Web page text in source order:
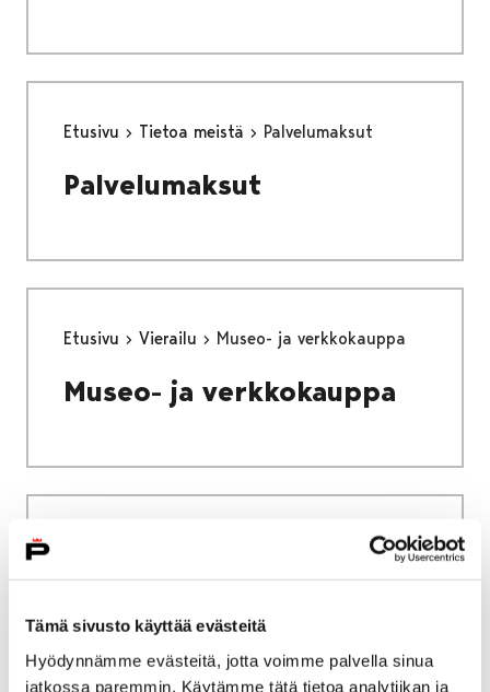
Tämä sivusto käyttää evästeitä
Hyödynnämme evästeitä, jotta voimme palvella sinua
jatkossa paremmin. Käytämme tätä tietoa analytiikan ja
Etusivu Tietoa meistä Palvelumaksut
Palvelumaksut
Etusivu Vierailu Museo- ja verkkokauppa
Museo- ja verkkokauppa